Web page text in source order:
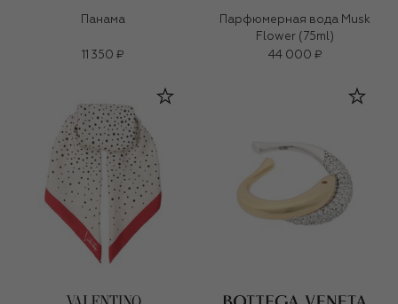
Панама
11 350 ₽
Парфюмерная вода Musk
Flower (75ml)
44 000 ₽